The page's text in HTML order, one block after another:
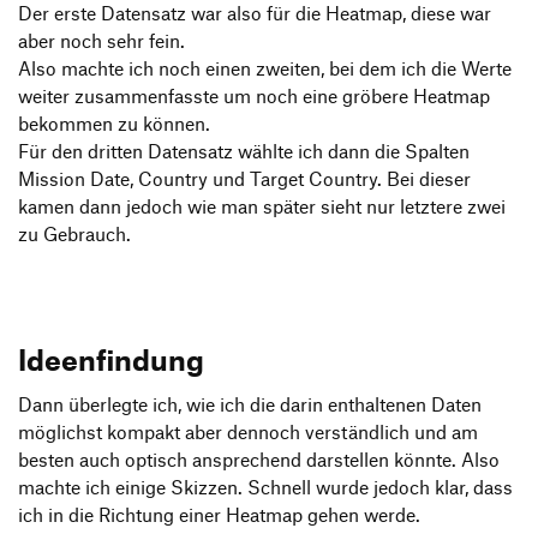
Der erste Datensatz war also für die Heatmap, diese war
aber noch sehr fein.
Also machte ich noch einen zweiten, bei dem ich die Werte
weiter zusammenfasste um noch eine gröbere Heatmap
bekommen zu können.
Für den dritten Datensatz wählte ich dann die Spalten
Mission Date, Country und Target Country. Bei dieser
kamen dann jedoch wie man später sieht nur letztere zwei
zu Gebrauch.
Ideenfindung
Dann überlegte ich, wie ich die darin enthaltenen Daten
möglichst kompakt aber dennoch verständlich und am
besten auch optisch ansprechend darstellen könnte. Also
machte ich einige Skizzen. Schnell wurde jedoch klar, dass
ich in die Richtung einer Heatmap gehen werde.